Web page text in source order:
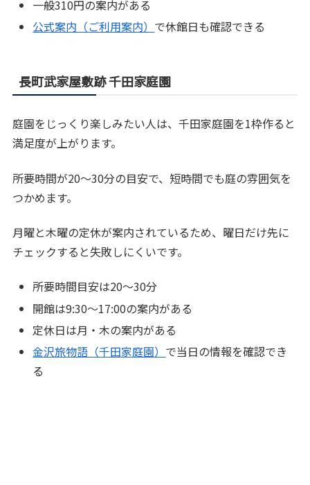
一般310円の案内がある
公式案内（ご利用案内） で休館日も確認できる
長町武家屋敷跡 千田家庭園
庭園をじっくり楽しみたい人は、千田家庭園を1枠作ると
満足度が上がります。
所要時間が20〜30分の目安で、短時間でも庭の雰囲気を
つかめます。
月曜と木曜の定休が案内されているため、曜日だけ先に
チェックすると失敗しにくいです。
所要時間目安は20〜30分
開館は9:30〜17:00の案内がある
定休日は月・木の案内がある
金沢旅物語（千田家庭園） で当日の情報を確認でき
る